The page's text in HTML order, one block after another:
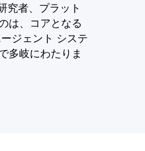
究者、プラット
は、コアとなる
ジェント システ
多岐にわたりま